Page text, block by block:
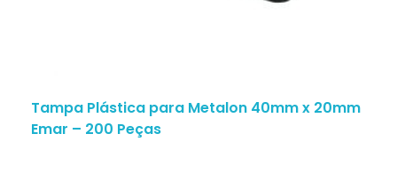
Tampa Plástica para Metalon 40mm x 20mm
Emar – 200 Peças